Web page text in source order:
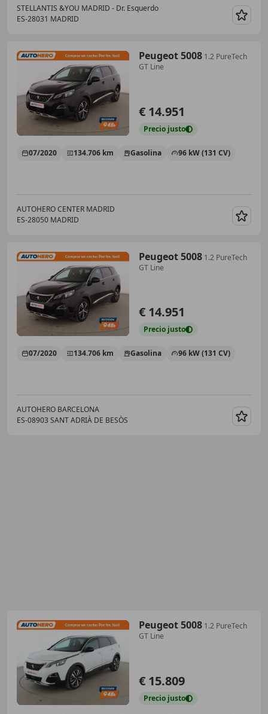
STELLANTIS &YOU MADRID - Dr. Esquerdo
ES-28031 MADRID
Peugeot 5008 1.2 PureTech
GT Line
€ 14.951
Precio justo
07/2020 134.706 km Gasolina 96 kW (131 CV)
AUTOHERO CENTER MADRID
ES-28050 MADRID
Peugeot 5008 1.2 PureTech
GT Line
€ 14.951
Precio justo
07/2020 134.706 km Gasolina 96 kW (131 CV)
AUTOHERO BARCELONA
ES-08903 SANT ADRIÀ DE BESÒS
Peugeot 5008 1.2 PureTech
GT Line
€ 15.809
Precio justo